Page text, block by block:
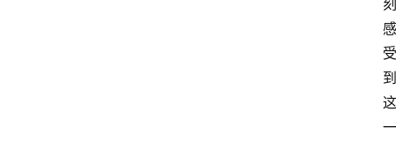
刻
感
受
到
这
一